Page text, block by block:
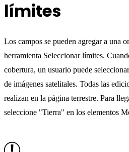
límites
Los campos se pueden agregar a una
herramienta Seleccionar límites.
cobertura, un usuario puede
de imágenes satelitales. Todas las
realizan en la página terrestre. Para
seleccione "Tierra" en los elementos